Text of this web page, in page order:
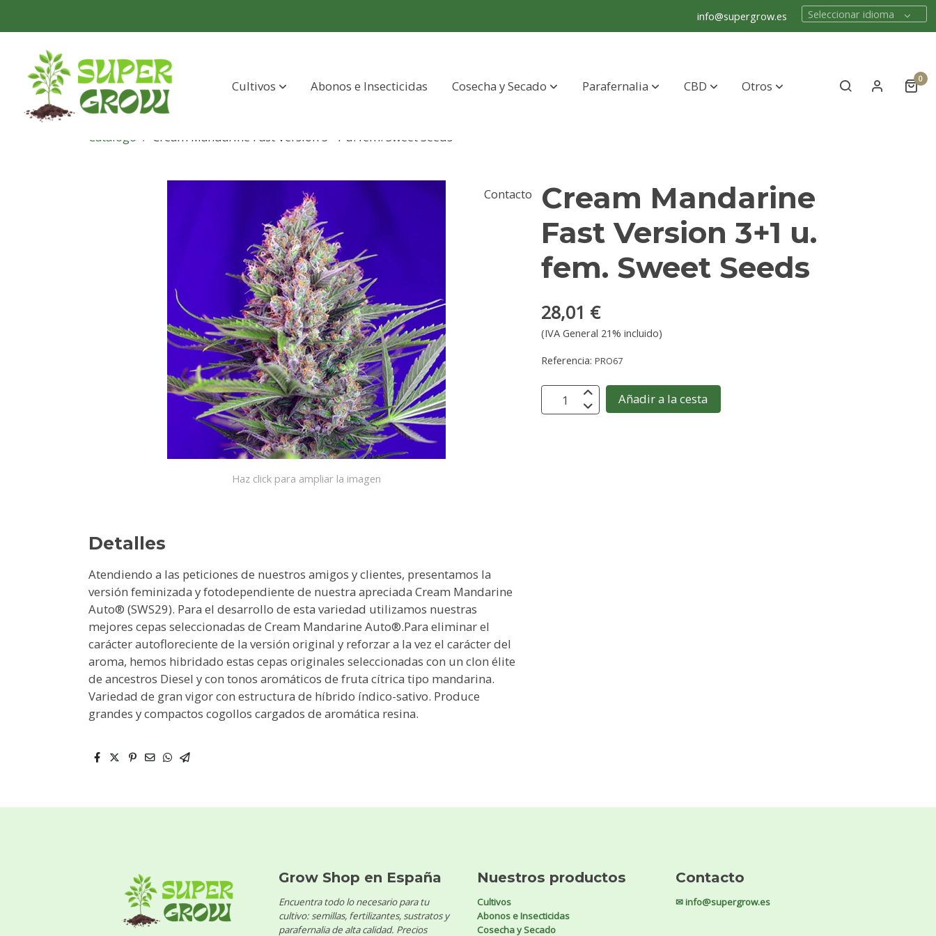
info@supergrow.es Seleccionar idioma
Cultivos Abonos e Insecticidas Cosecha y Secado Parafernalia CBD Otros
Contacto
0
Catálogo Cream Mandarine Fast Version 3+1 u. fem. Sweet Seeds
Haz click para ampliar la imagen
Detalles
Atendiendo a las peticiones de nuestros amigos y clientes, presentamos la
versión feminizada y fotodependiente de nuestra apreciada Cream Mandarine
Auto® (SWS29). Para el desarrollo de esta variedad utilizamos nuestras
mejores cepas seleccionadas de Cream Mandarine Auto®.Para eliminar el
carácter autofloreciente de la versión original y reforzar a la vez el carácter del
aroma, hemos hibridado estas cepas originales seleccionadas con un clon élite
de ancestros Diesel y con tonos aromáticos de fruta cítrica tipo mandarina.
Variedad de gran vigor con estructura de híbrido índico-sativo. Produce
grandes y compactos cogollos cargados de aromática resina.
Cream Mandarine
Fast Version 3+1 u.
fem. Sweet Seeds
28,01 €
(IVA General 21% incluido)
Referencia:PRO67
Añadir a la cesta
Grow Shop en España
Encuentra todo lo necesario para tu
cultivo: semillas, fertilizantes, sustratos y
parafernalia de alta calidad. Precios
Nuestros productos
Cultivos
Abonos e Insecticidas
Cosecha y Secado
Contacto
✉ info@supergrow.es